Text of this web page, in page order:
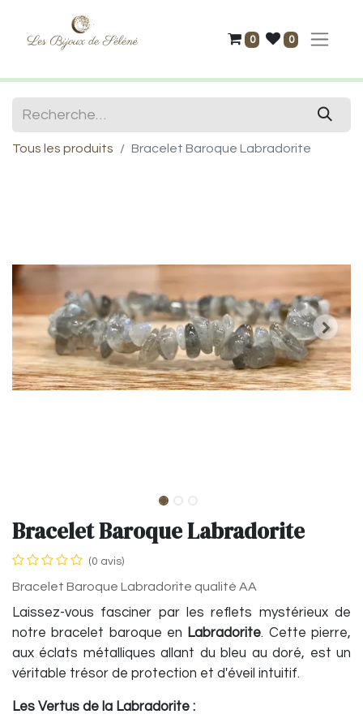
0 0
Tous les produits Bracelet Baroque Labradorite
Bracelet Baroque Labradorite
(0 avis)
Bracelet Baroque Labradorite qualité AA
Laissez-vous fasciner par les reflets mystérieux de
notre bracelet baroque en Labradorite. Cette pierre,
aux éclats métalliques allant du bleu au doré, est un
véritable trésor de protection et d'éveil intuitif.
Les Vertus de la Labradorite :